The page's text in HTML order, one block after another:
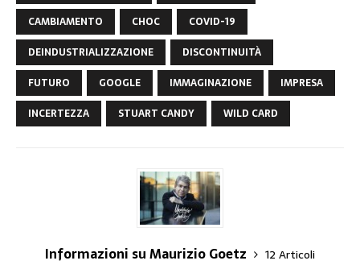
CAMBIAMENTO
CHOC
COVID-19
DEINDUSTRIALIZZAZIONE
DISCONTINUITÀ
FUTURO
GOOGLE IMMAGINAZIONE
IMPRESA
INCERTEZZA
STUART CANDY WILD CARD
Informazioni su Maurizio Goetz
12 Articoli